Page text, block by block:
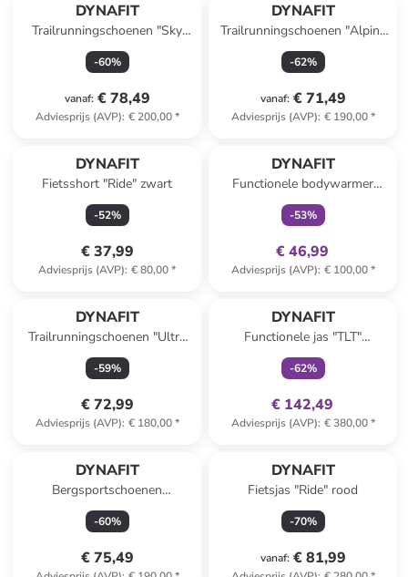
DYNAFIT
Trailrunningschoenen "Sky
DNA" wit/zwart
-60%
vanaf: € 78,49
Adviesprijs (AVP): € 200,00*
DYNAFIT
Trailrunningschoenen "Alpine
DNA" zwart/grijs
-62%
vanaf: € 71,49
Adviesprijs (AVP): € 190,00*
DYNAFIT
Fietsshort "Ride" zwart
-52%
€ 37,99
Adviesprijs (AVP): € 80,00*
DYNAFIT
Functionele bodywarmer
"VERT WIND" zwart
-53%
€ 46,99
Adviesprijs (AVP): € 100,00*
DYNAFIT
Trailrunningschoenen "Ultra
100 GTX" paars/turquoise
-59%
€ 72,99
Adviesprijs (AVP): € 180,00*
DYNAFIT
Functionele jas "TLT"
turquoise/donkerblauw
-62%
€ 142,49
Adviesprijs (AVP): € 380,00*
DYNAFIT
Bergsportschoenen
"Transalper" roze/blauw
-60%
€ 75,49
DYNAFIT
Fietsjas "Ride" rood
-70%
vanaf: € 81,99